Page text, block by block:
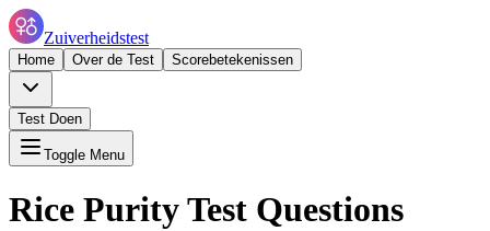
Zuiverheidstest
Home Over de Test Scorebetekenissen
Test Doen
Toggle Menu
Rice Purity Test Questions